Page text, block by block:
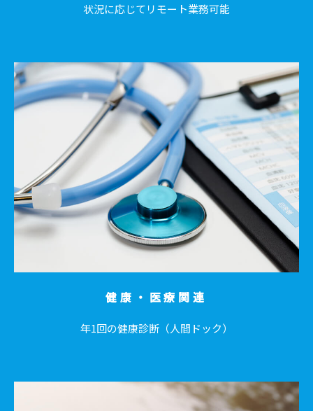
状況に応じてリモート業務可能
健康・医療関連
年1回の健康診断（人間ドック）